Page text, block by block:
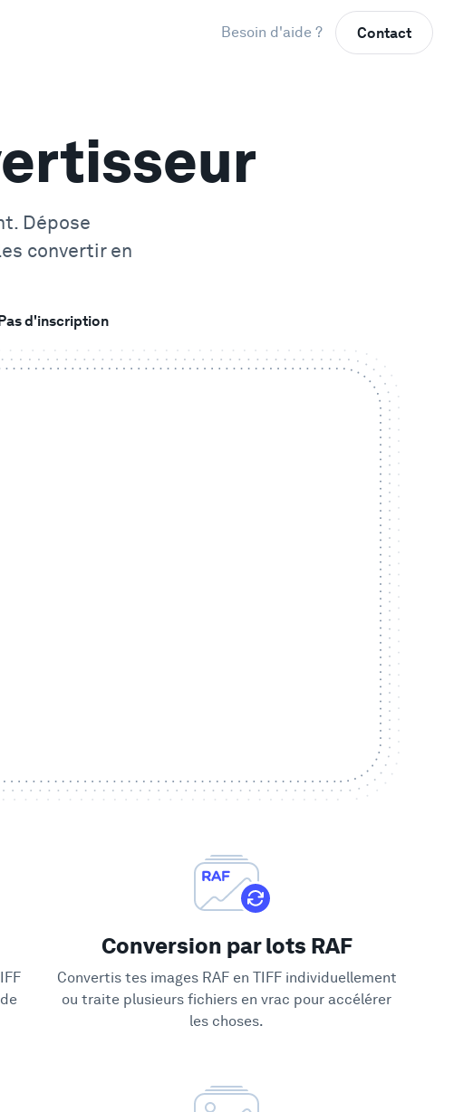
Besoin d'aide ? Contact
Dépose
convertir en
d'inscription
Conversion par lots RAF
Convertis tes images RAF en TIFF individuellement
ou traite plusieurs fichiers en vrac pour accélérer
les choses.